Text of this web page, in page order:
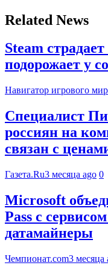
Related News
Steam
подорожает у
Навигатор игрового
Специалист
россиян на
связан с
Газета.Ru3 месяца ago 0
Microsoft
Pass с
датамайнеры
Чемпионат.com3 месяца